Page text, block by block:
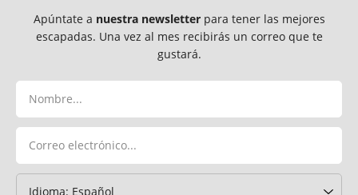
Apúntate a nuestra newsletterpara tener las mejores
escapadas. Una vez al mes recibirás un correo que te
gustará.